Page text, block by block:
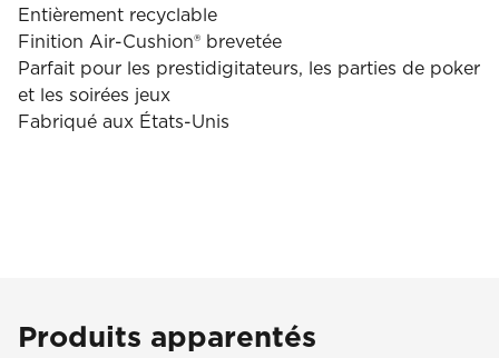
Entièrement recyclable
Finition Air-Cushion® brevetée
Parfait pour les prestidigitateurs, les parties de poker
et les soirées jeux
Fabriqué aux États-Unis
Produits apparentés